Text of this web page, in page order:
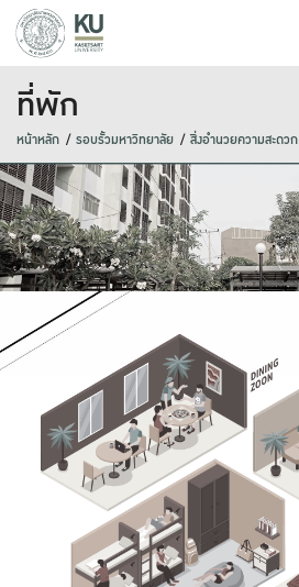
ที่พัก
หน้าหลัก รอบรั้วมหาวิทยาลัย สิ่งอำนวยความสะดวก